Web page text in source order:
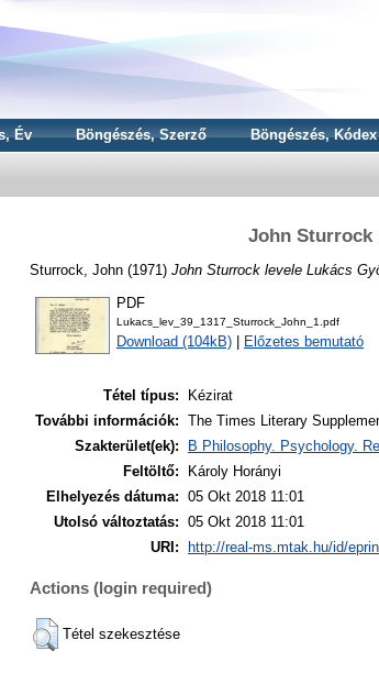
Év Böngészés, Szerző Böngészés, Kódex
John Sturrock
Sturrock, John (1971) John Sturrock levele Lukács
PDF
Lukacs_lev_39_1317_Sturrock_John_1.pdf
Download (104kB) Előzetes bemutató
Tétel típus:
Kézirat
További információk: The Times Literary
Szakterület(ek):
B Philosophy. Psychology.
Feltöltő:
Károly Horányi
Elhelyezés dátuma: 05 Okt 2018 11:01
Utolsó változtatás: 05 Okt 2018 11:01
URI:
http://real-ms.mtak.hu/id/
Actions (login required)
Tétel szekesztése